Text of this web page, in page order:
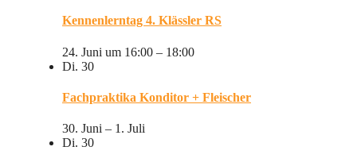
Kennenlerntag 4. Klässler RS
24. Juni um 16:00 – 18:00
Di. 30
Fachpraktika Konditor + Fleischer
30. Juni – 1. Juli
Di. 30